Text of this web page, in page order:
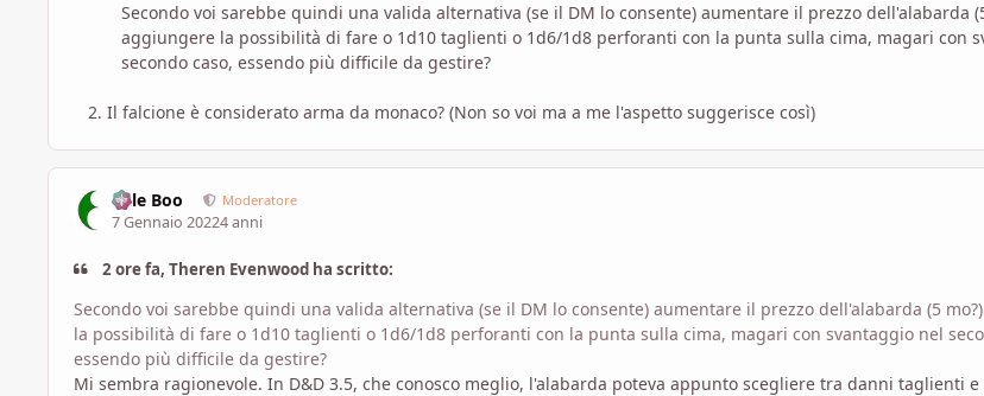
Secondo voi sarebbe quindi una valida alternativa (se il DM lo consente) aumentare il prezzo dell'alabarda
aggiungere la possibilità di fare o 1d10 taglienti o 1d6/1d8 perforanti con la punta sulla cima, magari con
secondo caso, essendo più difficile da gestire?
2. Il falcione è considerato arma da monaco? (Non so voi ma a me l'aspetto suggerisce così)
Bille Boo Moderatore
7 Gennaio 20224 anni
2 ore fa, Theren Evenwood ha scritto:
Secondo voi sarebbe quindi una valida alternativa (se il DM lo consente) aumentare il prezzo dell'alabarda (5
la possibilità di fare o 1d10 taglienti o 1d6/1d8 perforanti con la punta sulla cima, magari con svantaggio nel
essendo più difficile da gestire?
Mi sembra ragionevole. In D&D 3.5, che conosco meglio, l'alabarda poteva appunto scegliere tra danni taglienti